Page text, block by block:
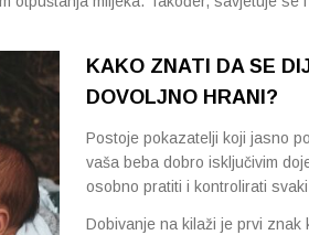
KAKO ZNATI DA SE
DOVOLJNO HRANI?
Postoje pokazatelji koji jasno
vaša beba dobro isključivim
osobno pratiti i kontrolirati
Dobivanje na kilaži je prvi znak